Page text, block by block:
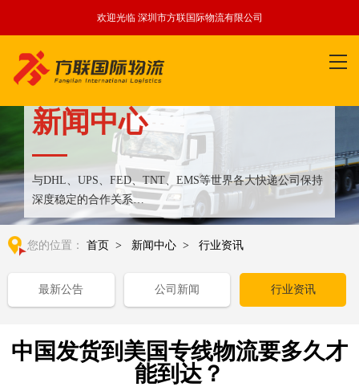
欢迎光临 深圳市方联国际物流有限公司
新闻中心
与DHL、UPS、FED、TNT、EMS等世界各大快递公司保持
深度稳定的合作关系
整合全球优质物流运输资源,满足国内外客户更多个性化需求
您的位置： 首页 > 新闻中心 > 行业资讯
最新公告 公司新闻 行业资讯
中国发货到美国专线物流要多久才
能到达？